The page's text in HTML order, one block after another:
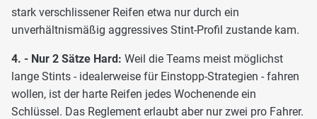
stark verschlissener Reifen etwa nur durch ein
unverhältnismäßig aggressives Stint-Profil zustande kam.
4. - Nur 2 Sätze Hard: Weil die Teams meist möglichst
lange Stints - idealerweise für Einstopp-Strategien - fahren
wollen, ist der harte Reifen jedes Wochenende ein
Schlüssel. Das Reglement erlaubt aber nur zwei pro Fahrer.